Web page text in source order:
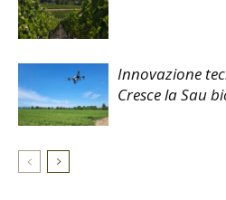
Innovazione
Cresce la Sau